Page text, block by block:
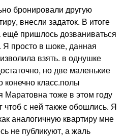
бронировали другую
внесли задаток. В итоге
пришлось дозваниваться
Я просто в шоке, данная
взять. в однушке
но две маленькие
конечно класс.полы
тоже в этом году
чтоб с ней также обошлись. Я
аналогичную квартиру мне
не публикуют, а жаль